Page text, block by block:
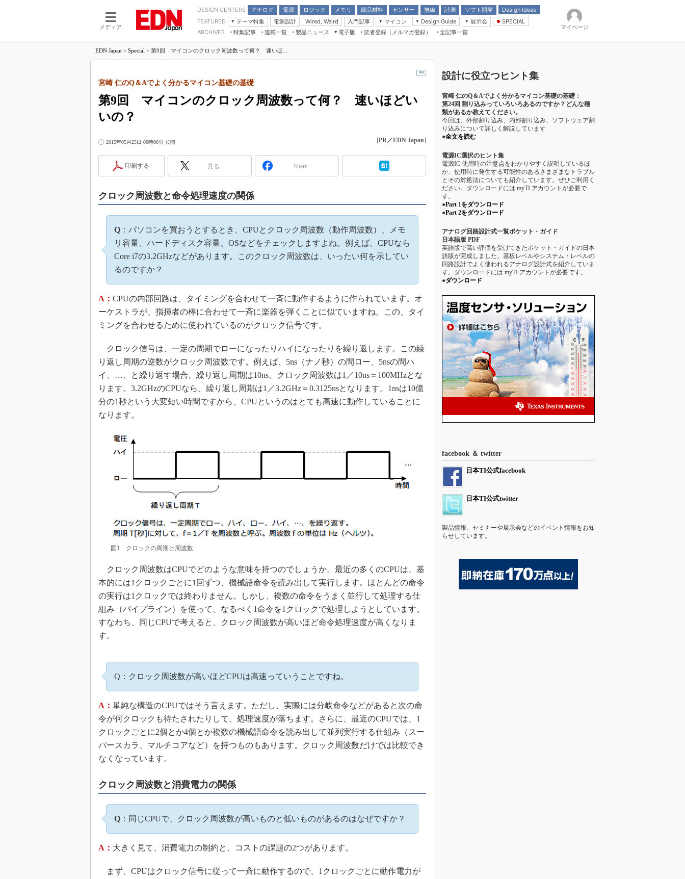
メディア
DESIGN CENTERS アナログ
電源
モーター
ロジック
LSI
FPGA
メモリ
部品材料
受動部品
センサー 無線 計測 ソフト開発
Design Ideas
アナログ機能回路
計測とテスト
Wired, Weird
FEATURED
テーマ特集
カーボンニュートラルへの挑戦
つながるクルマ
エレクトロニクス入門
5G（EE Times Japan）
製品解剖（EE Times Japan）
電源設計 Wired, Weird
入門記事
モーター入門
マイコン
マイコン講座
Q&Aで学ぶマイコン講座
Design Guide
計測機器
展示会
CEATEC
組込み/エッジコンピューティング展
人とくるま展
SPECIAL
Microchip情報
ARCHIVES 特集記事
連載一覧
マイクロプロセッサ懐古録
用講座
たった2つの式で始めるDC/DCコン
バーターの設計
Wired, Weird
マイコン講座
Q&Aで学ぶマイコン講座
記録計／データロガーの基礎知識
アナログ設計のきほん／ADCとノイ
ズ編
めざせ高効率！ モーター駆動入門講
座
計測器メーカーから見た5G
う変わる？
編】
IoT時代の無線規格を知る【Z-Wave
編】
製品ニュース
電子版
子版
読者登録（メルマガ登録） 全記事一覧
マイページ
EDN Japan > Special > 第9回 マイコンのクロック周波数って何？ 速いほ...
第9回 マイコンのクロック周波数って何？ 速いほどい
いの？
宮崎 仁のQ＆Aでよく分かるマイコン基礎の基礎
2015年05月25日 00時00分 公開 [PR／EDN Japan]
印刷する 見る Share
クロック周波数と命令処理速度の関係
Q ：パソコンを買おうとするとき、CPUとクロック周波数（動作周波数）、メモ
リ容量、ハードディスク容量、OSなどをチェックしますよね。例えば、CPUなら
Core i7の3.2GHzなどがあります。このクロック周波数は、いったい何を示してい
るのですか？
A： CPUの内部回路は、タイミングを合わせて一斉に動作するように作られています。オ
ーケストラが、指揮者の棒に合わせて一斉に楽器を弾くことに似ていますね。この、タイ
ミングを合わせるために使われているのがクロック信号です。
クロック信号は、一定の周期でローになったりハイになったりを繰り返します。この繰
り返し周期の逆数がクロック周波数です。例えば、5ns（ナノ秒）の間ロー、5nsの間ハ
イ、…、と繰り返す場合、繰り返し周期は10ns、クロック周波数は1／10ns＝100MHzとな
ります。3.2GHzのCPUなら、繰り返し周期は1／3.2GHz＝0.3125nsとなります。1nsは10億
分の1秒という大変短い時間ですから、CPUというのはとても高速に動作していることに
なります。
図1 クロックの周期と周波数
クロック周波数はCPUでどのような意味を持つのでしょうか。最近の多くのCPUは、基
本的には1クロックごとに1回ずつ、機械語命令を読み出して実行します。ほとんどの命令
の実行は1クロックでは終わりません。しかし、複数の命令をうまく並行して処理する仕
組み（パイプライン）を使って、なるべく1命令を1クロックで処理しようとしています。
すなわち、同じCPUで考えると、クロック周波数が高いほど命令処理速度が高くなりま
す。
Q：クロック周波数が高いほどCPUは高速っていうことですね。
A： 単純な構造のCPUではそう言えます。ただし、実際には分岐命令などがあると次の命
令が何クロックも待たされたりして、処理速度が落ちます。さらに、最近のCPUでは、1
クロックごとに2個とか4個とか複数の機械語命令を読み出して並列実行する仕組み（スー
パースカラ、マルチコアなど）を持つものもあります。クロック周波数だけでは比較でき
なくなっています。
クロック周波数と消費電力の関係
Q ：同じCPUで、クロック周波数が高いものと低いものがあるのはなぜですか？
A： 大きく見て、消費電力の制約と、コストの課題の2つがあります。
まず、CPUはクロック信号に従って一斉に動作するので、1クロックごとに動作電力が
設計に役立つヒント集
宮崎 仁のQ＆Aでよく分かるマイコン基礎の基礎：
第24回 割り込みっていろいろあるのですか？どんな種
類があるか教えてください。
今回は、外部割り込み、内部割り込み、ソフトウェア割
り込みについて詳しく解説しています
●全文を読む
電源IC選択のヒント集
電源IC 使用時の注意点をわかりやすく説明しているほ
か、使用時に発生する可能性のあるさまざまなトラブル
とその対処法についても紹介しています。ぜひご利用く
ださい。ダウンロードには myTI アカウントが必要で
す。
●Part 1をダウンロード
●Part 2をダウンロード
アナログ回路設計式一覧ポケット・ガイド
日本語版 PDF
英語版で高い評価を受けてきたポケット・ガイドの日本
語版が完成しました。基板レベルやシステム・レベルの
回路設計でよく使われるアナログ設計式を紹介していま
す。ダウンロードには myTI アカウントが必要です。
●ダウンロード
facebook ＆ twitter
日本TI公式facebook
日本TI公式twitter
製品情報、セミナーや展示会などのイベント情報をお知
らせしています。